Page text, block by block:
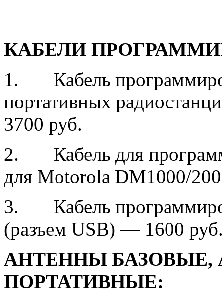
КАБЕЛИ
1. Кабель
портативных
3700 руб.
2. Кабель для
для Motorola DM1000/
3. Кабель
(разъем USB) — 1600
АНТЕННЫ
ПОРТАТИВНЫЕ: